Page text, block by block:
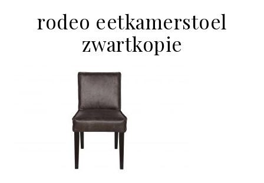
rodeo eetkamerstoel
zwartkopie